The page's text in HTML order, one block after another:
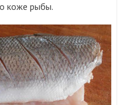
коже рыбы.